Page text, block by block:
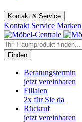
Kontakt & Service
Kontakt Service Marken
Finden
Beratungstermin
jetzt vereinbaren
Filialen
2x für Sie da
Rückruf
jetzt vereinbaren